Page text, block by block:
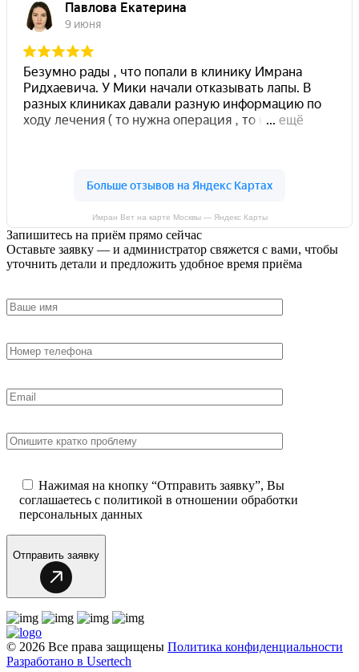
Имран Вет на карте Москвы — Яндекс Карты
Запишитесь на приём прямо сейчас
Оставьте заявку — и администратор свяжется с вами, чтобы
уточнить детали и предложить удобное время приёма
Нажимая на кнопку “Отправить заявку”, Вы
соглашаетесь с политикой в отношении обработки
персональных данных
Отправить заявку
© 2026 Все права защищены Политика конфиденциальности
Разработано в Usertech